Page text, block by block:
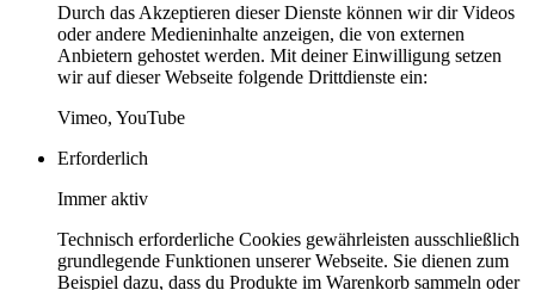
Durch das Akzeptieren dieser Dienste können wir dir Videos
oder andere Medieninhalte anzeigen, die von externen
Anbietern gehostet werden. Mit deiner Einwilligung setzen
wir auf dieser Webseite folgende Drittdienste ein:
Vimeo, YouTube
Erforderlich
Immer aktiv
Technisch erforderliche Cookies gewährleisten ausschließlich
grundlegende Funktionen unserer Webseite. Sie dienen zum
Beispiel dazu, dass du Produkte im Warenkorb sammeln oder